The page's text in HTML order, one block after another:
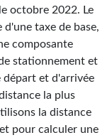
octobre 2022. Le
taxe de base,
composante
stationnement et
départ et d'arrivée
la plus
la distance
pour calculer une